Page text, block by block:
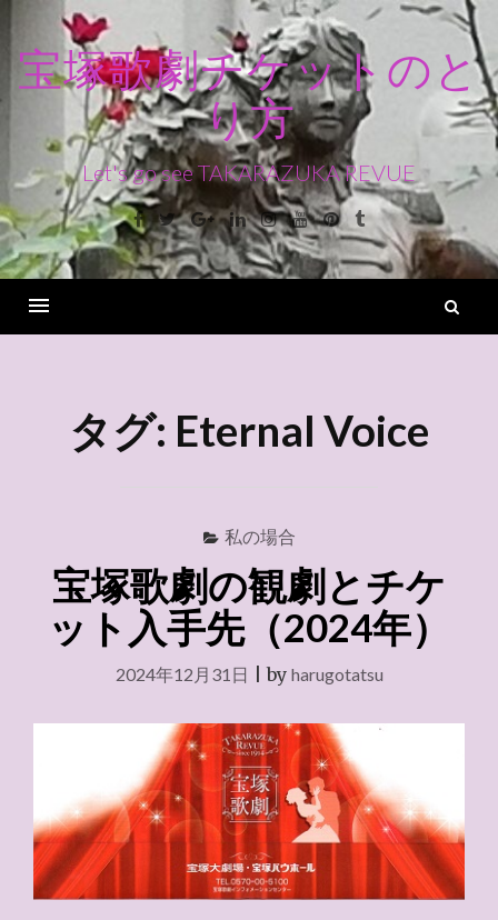
ン
ス
キ
ッ
宝塚歌劇チケットのと
り方
Let's go see TAKARAZUKA REVUE
Facebook
TwitterGoogle+LinkedinInstagram
YoutubePinterest
Tumblr
タグ: Eternal Voice
私の場合
宝塚歌劇の観劇とチケ
ット入手先（2024年）
2024年12月31日 |by harugotatsu